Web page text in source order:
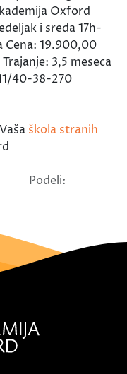
Oxford
i sreda 17h-
Cena: 19.900,00
3,5 meseca
40-38-270
škola stranih
Podeli: